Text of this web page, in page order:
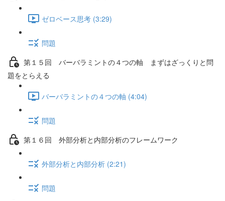
ゼロベース思考 (3:29)
問題
第１５回 バーバラミントの４つの軸 まずはざっくりと問
題をとらえる
バーバラミントの４つの軸 (4:04)
問題
第１６回 外部分析と内部分析のフレームワーク
外部分析と内部分析 (2:21)
問題